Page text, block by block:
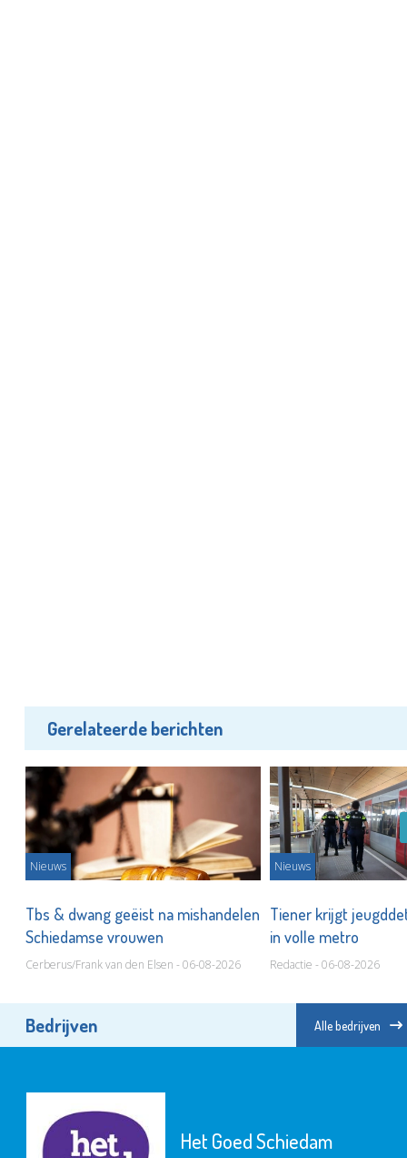
Gerelateerde berichten
Nieuws
Tbs & dwang geëist na mishandelen
Schiedamse vrouwen
Cerberus/Frank van den Elsen - 06-08-2026
Nieuws
Tiener krijgt
in volle metro
Redactie - 06-08-2026
Bedrijven Alle bedrijven
Het Goed Schiedam